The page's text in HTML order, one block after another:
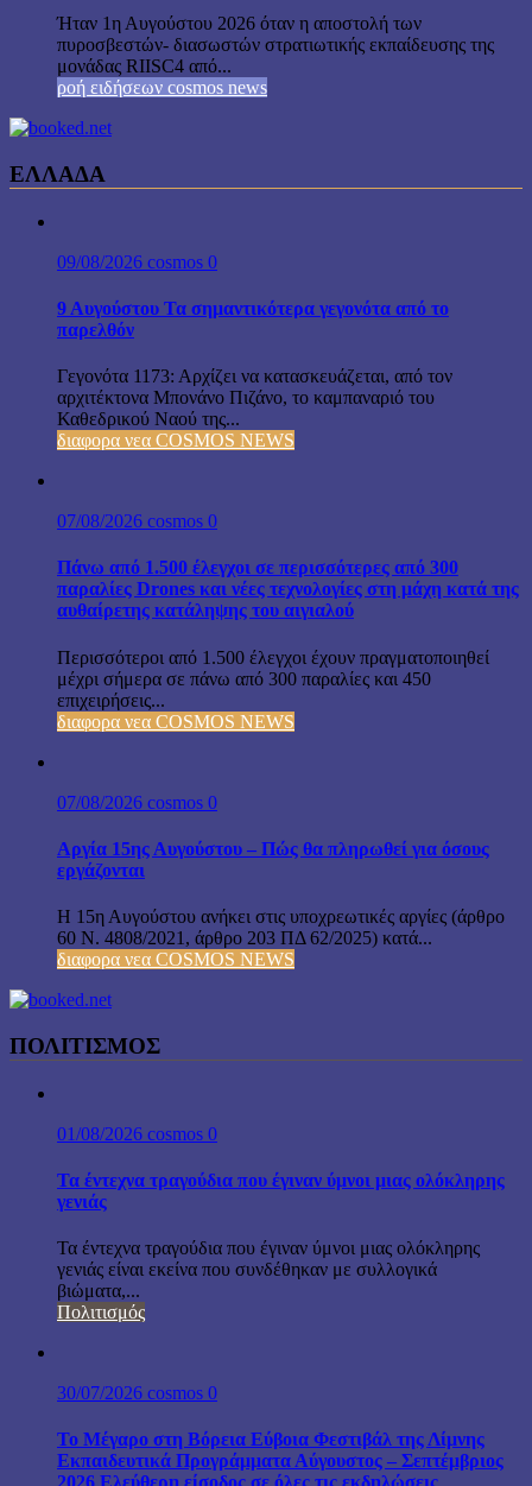
Ήταν 1η Αυγούστου 2026 όταν η αποστολή των
πυροσβεστών- διασωστών στρατιωτικής εκπαίδευσης της
μονάδας RIISC4 από...
ροή ειδήσεων cosmos news
ΕΛΛΑΔΑ
09/08/2026 cosmos 0
9 Αυγούστου Τα σημαντικότερα γεγονότα από το
παρελθόν
Γεγονότα 1173: Αρχίζει να κατασκευάζεται, από τον
αρχιτέκτονα Μπονάνο Πιζάνο, το καμπαναριό του
Καθεδρικού Ναού της...
διαφορα νεα COSMOS NEWS
07/08/2026 cosmos 0
Πάνω από 1.500 έλεγχοι σε περισσότερες από 300
παραλίες Drones και νέες τεχνολογίες στη μάχη κατά της
αυθαίρετης κατάληψης του αιγιαλού
Περισσότεροι από 1.500 έλεγχοι έχουν πραγματοποιηθεί
μέχρι σήμερα σε πάνω από 300 παραλίες και 450
επιχειρήσεις...
διαφορα νεα COSMOS NEWS
07/08/2026 cosmos 0
Αργία 15ης Αυγούστου – Πώς θα πληρωθεί για όσους
εργάζονται
Η 15η Αυγούστου ανήκει στις υποχρεωτικές αργίες (άρθρο
60 Ν. 4808/2021, άρθρο 203 ΠΔ 62/2025) κατά...
διαφορα νεα COSMOS NEWS
ΠΟΛΙΤΙΣΜΟΣ
01/08/2026 cosmos 0
Τα έντεχνα τραγούδια που έγιναν ύμνοι μιας ολόκληρης
γενιάς
Τα έντεχνα τραγούδια που έγιναν ύμνοι μιας ολόκληρης
γενιάς είναι εκείνα που συνδέθηκαν με συλλογικά
βιώματα,...
Πολιτισμός
30/07/2026 cosmos 0
Το Μέγαρο στη Βόρεια Εύβοια Φεστιβάλ της Λίμνης
Εκπαιδευτικά Προγράμματα Αύγουστος – Σεπτέμβριος